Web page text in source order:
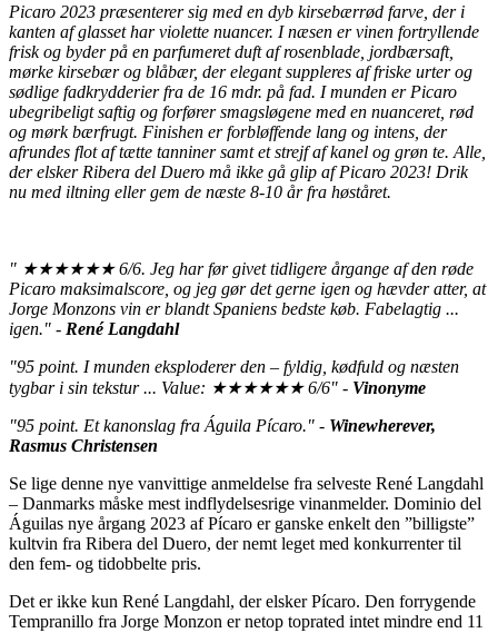
Picaro 2023 præsenterer sig med en dyb kirsebærrød farve, der i
kanten af glasset har violette nuancer. I næsen er vinen fortryllende
frisk og byder på en parfumeret duft af rosenblade, jordbærsaft,
mørke kirsebær og blåbær, der elegant suppleres af friske urter og
sødlige fadkrydderier fra de 16 mdr. på fad. I munden er Picaro
ubegribeligt saftig og forfører smagsløgene med en nuanceret, rød
og mørk bærfrugt. Finishen er forbløffende lang og intens, der
afrundes flot af tætte tanniner samt et strejf af kanel og grøn te. Alle,
der elsker Ribera del Duero må ikke gå glip af Picaro 2023! Drik
nu med iltning eller gem de næste 8-10 år fra høståret.
" ★★★★★★ 6/6. Jeg har før givet tidligere årgange af den røde
Picaro maksimalscore, og jeg gør det gerne igen og hævder atter, at
Jorge Monzons vin er blandt Spaniens bedste køb. Fabelagtig ...
igen." - René Langdahl
"95 point. I munden eksploderer den – fyldig, kødfuld og næsten
tygbar i sin tekstur ... Value: ★★★★★★ 6/6" - Vinonyme
"95 point. Et kanonslag fra Águila Pícaro." - Winewherever,
Rasmus Christensen
Se lige denne nye vanvittige anmeldelse fra selveste René Langdahl
– Danmarks måske mest indflydelsesrige vinanmelder. Dominio del
Águilas nye årgang 2023 af Pícaro er ganske enkelt den ”billigste”
kultvin fra Ribera del Duero, der nemt leget med konkurrenter til
den fem- og tidobbelte pris.
Det er ikke kun René Langdahl, der elsker Pícaro. Den forrygende
Tempranillo fra Jorge Monzon er netop toprated intet mindre end 11